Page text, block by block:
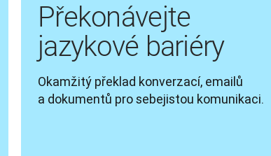
Překonávejte
jazykové bariéry
Okamžitý překlad konverzací, emailů
a dokumentů pro sebejistou komunikaci.